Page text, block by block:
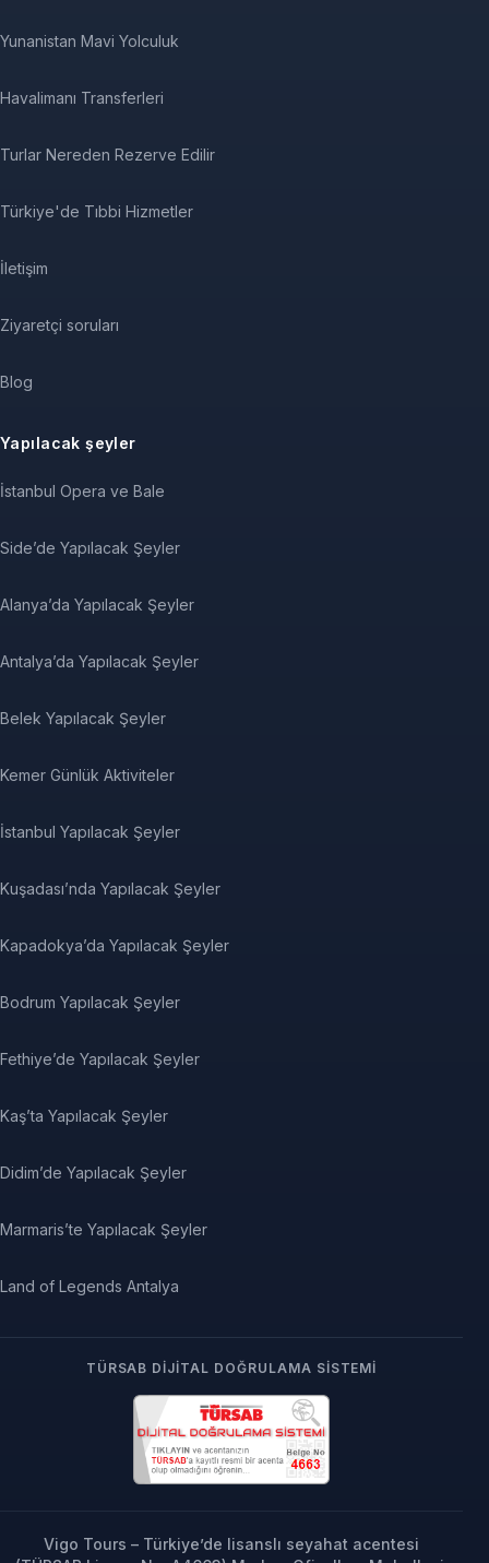
Yunanistan Mavi Yolculuk
Havalimanı Transferleri
Turlar Nereden Rezerve Edilir
Türkiye'de Tıbbi Hizmetler
İletişim
Ziyaretçi soruları
Blog
Yapılacak şeyler
İstanbul Opera ve Bale
Side’de Yapılacak Şeyler
Alanya’da Yapılacak Şeyler
Antalya’da Yapılacak Şeyler
Belek Yapılacak Şeyler
Kemer Günlük Aktiviteler
İstanbul Yapılacak Şeyler
Kuşadası’nda Yapılacak Şeyler
Kapadokya’da Yapılacak Şeyler
Bodrum Yapılacak Şeyler
Fethiye’de Yapılacak Şeyler
Kaş’ta Yapılacak Şeyler
Didim’de Yapılacak Şeyler
Marmaris’te Yapılacak Şeyler
Land of Legends Antalya
TÜRSAB DIJITAL DOĞRULAMA SISTEMI
Vigo Tours – Türkiye’de lisanslı seyahat acentesi